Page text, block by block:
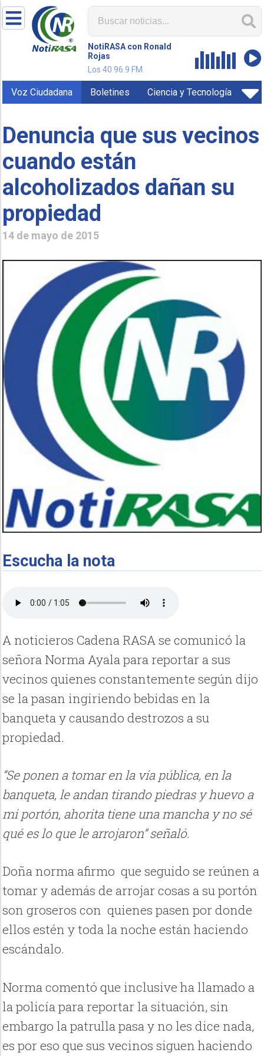
NotiRASA con Ronald
Rojas
Los 40 96.9 FM
Voz Ciudadana Boletines Ciencia y Tecnología
Denuncia que sus vecinos
cuando están
alcoholizados dañan su
propiedad
14 de mayo de 2015
Escucha la nota
A noticieros Cadena RASA se comunicó la
señora Norma Ayala para reportar a sus
vecinos quienes constantemente según dijo
se la pasan ingiriendo bebidas en la
banqueta y causando destrozos a su
propiedad.
“Se ponen a tomar en la vía pública, en la
banqueta, le andan tirando piedras y huevo a
mi portón, ahorita tiene una mancha y no sé
qué es lo que le arrojaron” señaló.
Doña norma afirmo que seguido se reúnen a
tomar y además de arrojar cosas a su portón
son groseros con quienes pasen por donde
ellos estén y toda la noche están haciendo
escándalo.
Norma comentó que inclusive ha llamado a
la policía para reportar la situación, sin
embargo la patrulla pasa y no les dice nada,
es por eso que sus vecinos siguen haciendo